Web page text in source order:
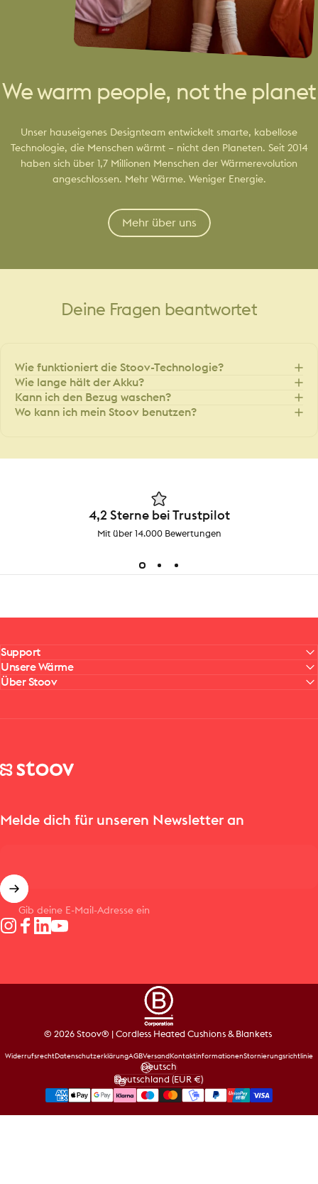
We warm people, not the planet
Unser hauseigenes Designteam entwickelt smarte, kabellose
Technologie, die Menschen wärmt – nicht den Planeten. Seit 2014
haben sich über 1,7 Millionen Menschen der Wärmerevolution
angeschlossen. Mehr Wärme. Weniger Energie.
Mehr über uns
Deine Fragen beantwortet
Wie funktioniert die Stoov-Technologie?
Wie lange hält der Akku?
Kann ich den Bezug waschen?
Wo kann ich mein Stoov benutzen?
4,2 Sterne bei Trustpilot
Mit über 14.000 Bewertungen
Support
Unsere Wärme
Über Stoov
Stoov® | Cordless Heated Cushions & Blankets
Melde dich für unseren Newsletter an
Gib deine E-Mail-Adresse ein
© 2026 Stoov® | Cordless Heated Cushions & Blankets
WiderrufsrechtDatenschutzerklärungAGBVersand KontaktinformationenStornierungsrichtlinie
Sprache
Deutsch
Land/Region
Deutschland (EUR €)